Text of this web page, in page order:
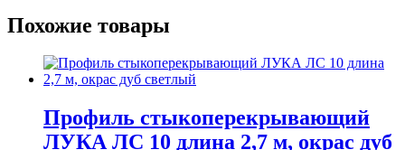
м,
белый
матовый
Похожие товары
Профиль стыкоперекрывающий
ЛУКА ЛС 10 длина 2,7 м, окрас дуб